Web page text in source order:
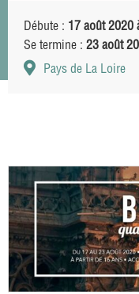
Débute : 17 août 2020
Se termine : 23 août
Pays de La Loire